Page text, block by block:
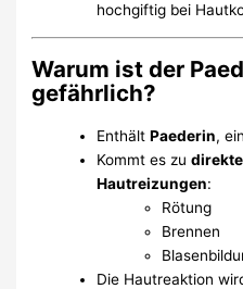
hochgiftig bei
Warum ist der
gefährlich?
EnthältPaederin,
Kommt es zu
Hautreizungen:
Rötung
Brennen
Die Hautreaktion